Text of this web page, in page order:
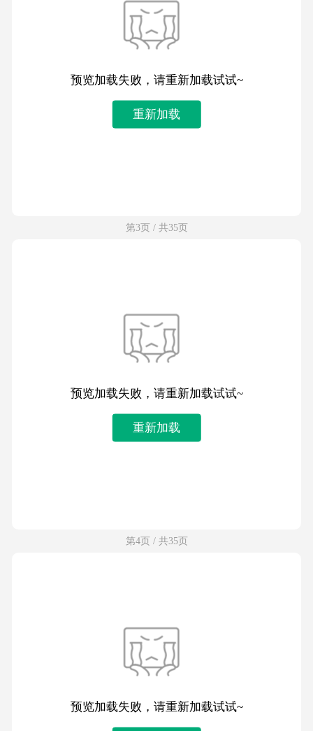
预览加载失败，请重新加载试试~
重新加载
第3页 / 共35页
预览加载失败，请重新加载试试~
重新加载
第4页 / 共35页
预览加载失败，请重新加载试试~